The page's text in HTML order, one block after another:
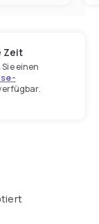
Zeit
einen